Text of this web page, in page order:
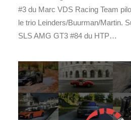
#3 du Marc VDS Racing Team
le trio Leinders/Buurman/Martin.
SLS AMG GT3 #84 du HTP…